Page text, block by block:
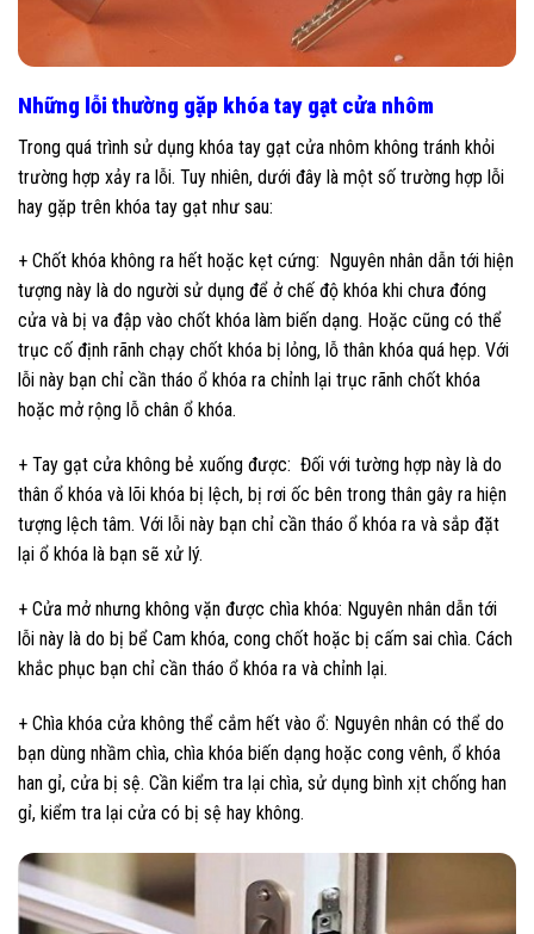
Những lỗi thường gặp khóa tay gạt cửa nhôm
Trong quá trình sử dụng khóa tay gạt cửa nhôm không tránh khỏi
trường hợp xảy ra lỗi. Tuy nhiên, dưới đây là một số trường hợp lỗi
hay gặp trên khóa tay gạt như sau:
+ Chốt khóa không ra hết hoặc kẹt cứng: Nguyên nhân dẫn tới hiện
tượng này là do người sử dụng để ở chế độ khóa khi chưa đóng
cửa và bị va đập vào chốt khóa làm biến dạng. Hoặc cũng có thể
trục cố định rãnh chạy chốt khóa bị lỏng, lỗ thân khóa quá hẹp. Với
lỗi này bạn chỉ cần tháo ổ khóa ra chỉnh lại trục rãnh chốt khóa
hoặc mở rộng lỗ chân ổ khóa.
+ Tay gạt cửa không bẻ xuống được: Đối với tường hợp này là do
thân ổ khóa và lõi khóa bị lệch, bị rơi ốc bên trong thân gây ra hiện
tượng lệch tâm. Với lỗi này bạn chỉ cần tháo ổ khóa ra và sắp đặt
lại ổ khóa là bạn sẽ xử lý.
+ Cửa mở nhưng không vặn được chìa khóa: Nguyên nhân dẫn tới
lỗi này là do bị bể Cam khóa, cong chốt hoặc bị cấm sai chìa. Cách
khắc phục bạn chỉ cần tháo ổ khóa ra và chỉnh lại.
+ Chìa khóa cửa không thể cắm hết vào ổ: Nguyên nhân có thể do
bạn dùng nhầm chìa, chìa khóa biến dạng hoặc cong vênh, ổ khóa
han gỉ, cửa bị sệ. Cần kiểm tra lại chìa, sử dụng bình xịt chống han
gỉ, kiểm tra lại cửa có bị sệ hay không.